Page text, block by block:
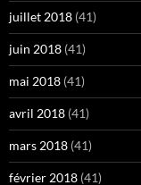
juillet 2018 (41)
juin 2018 (41)
mai 2018 (41)
avril 2018 (41)
mars 2018 (41)
février 2018 (41)